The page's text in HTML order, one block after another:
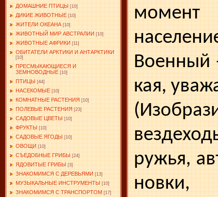
ДОМАШНИЕ ПТИЦЫ [10]
ДИКИЕ ЖИВОТНЫЕ [10]
ЖИТЕЛИ ОКЕАНА [10]
ЖИВОТНЫЙ МИР АВСТРАЛИИ [10]
ЖИВОТНЫЕ АФРИКИ [11]
ОБИТАТЕЛИ АРКТИКИ И АНТАРКТИКИ
[10]
ПРЕСМЫКАЮЩИЕСЯ И
ЗЕМНОВОДНЫЕ [10]
ПТИЦЫ [44]
НАСЕКОМЫЕ [10]
КОМНАТНЫЕ РАСТЕНИЯ [10]
ПОЛЕВЫЕ РАСТЕНИЯ [23]
САДОВЫЕ ЦВЕТЫ [10]
ФРУКТЫ [10]
САДОВЫЕ ЯГОДЫ [10]
ОВОЩИ [10]
СЪЕДОБНЫЕ ГРИБЫ [24]
ЯДОВИТЫЕ ГРИБЫ [3]
ЗНАКОМИМСЯ С ДЕРЕВЬЯМИ [13]
МУЗЫКАЛЬНЫЕ ИНСТРУМЕНТЫ [10]
ЗНАКОМИМСЯ С ТРАНСПОРТОМ [17]
Военный
кая,
ружья,
новки,